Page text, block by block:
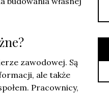
zawodowej. Są
ale także
Pracownicy,